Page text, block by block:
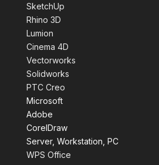
SketchUp
Rhino 3D
Lumion
Cinema 4D
Vectorworks
Solidworks
PTC Creo
Microsoft
Adobe
CorelDraw
Server, Workstation, PC
WPS Office